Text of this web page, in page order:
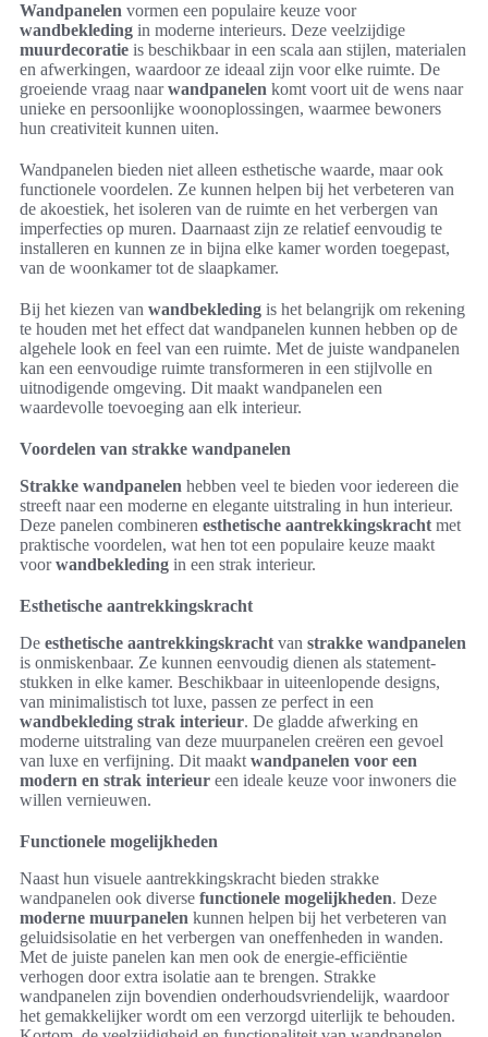
Wandpanelen vormen een populaire keuze voor
wandbekleding in moderne interieurs. Deze veelzijdige
muurdecoratie is beschikbaar in een scala aan stijlen, materialen
en afwerkingen, waardoor ze ideaal zijn voor elke ruimte. De
groeiende vraag naarwandpanelen komt voort uit de wens naar
unieke en persoonlijke woonoplossingen, waarmee bewoners
hun creativiteit kunnen uiten.
Wandpanelen bieden niet alleen esthetische waarde, maar ook
functionele voordelen. Ze kunnen helpen bij het verbeteren van
de akoestiek, het isoleren van de ruimte en het verbergen van
imperfecties op muren. Daarnaast zijn ze relatief eenvoudig te
installeren en kunnen ze in bijna elke kamer worden toegepast,
van de woonkamer tot de slaapkamer.
Bij het kiezen van wandbekleding is het belangrijk om rekening
te houden met het effect dat wandpanelen kunnen hebben op de
algehele look en feel van een ruimte. Met de juiste wandpanelen
kan een eenvoudige ruimte transformeren in een stijlvolle en
uitnodigende omgeving. Dit maakt wandpanelen een
waardevolle toevoeging aan elk interieur.
Voordelen van strakke wandpanelen
Strakke wandpanelen hebben veel te bieden voor iedereen die
streeft naar een moderne en elegante uitstraling in hun interieur.
Deze panelen combineren esthetische aantrekkingskracht met
praktische voordelen, wat hen tot een populaire keuze maakt
voorwandbekleding in een strak interieur.
Esthetische aantrekkingskracht
De esthetische aantrekkingskracht van strakke wandpanelen
is onmiskenbaar. Ze kunnen eenvoudig dienen als statement-
stukken in elke kamer. Beschikbaar in uiteenlopende designs,
van minimalistisch tot luxe, passen ze perfect in een
wandbekleding strak interieur. De gladde afwerking en
moderne uitstraling van deze muurpanelen creëren een gevoel
van luxe en verfijning. Dit maakt wandpanelen voor een
modern en strak interieur een ideale keuze voor inwoners die
willen vernieuwen.
Functionele mogelijkheden
Naast hun visuele aantrekkingskracht bieden strakke
wandpanelen ook diverse functionele mogelijkheden. Deze
moderne muurpanelen kunnen helpen bij het verbeteren van
geluidsisolatie en het verbergen van oneffenheden in wanden.
Met de juiste panelen kan men ook de energie-efficiëntie
verhogen door extra isolatie aan te brengen. Strakke
wandpanelen zijn bovendien onderhoudsvriendelijk, waardoor
het gemakkelijker wordt om een verzorgd uiterlijk te behouden.